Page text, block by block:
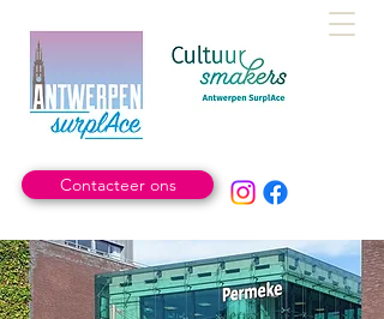
Contacteer ons